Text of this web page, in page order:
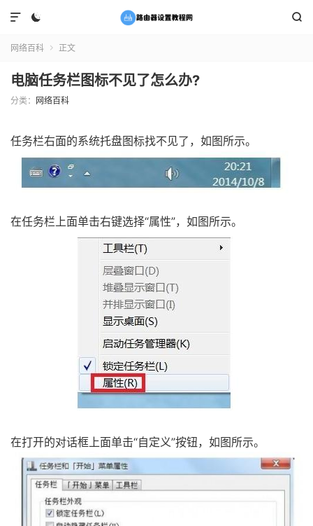
 

网络百科  正文
电脑任务栏图标不见了怎么办?
分类： 网络百科
任务栏右面的系统托盘图标找不见了，如图所示。
在任务栏上面单击右键选择“属性”，如图所示。
在打开的对话框上面单击“自定义”按钮，如图所示。